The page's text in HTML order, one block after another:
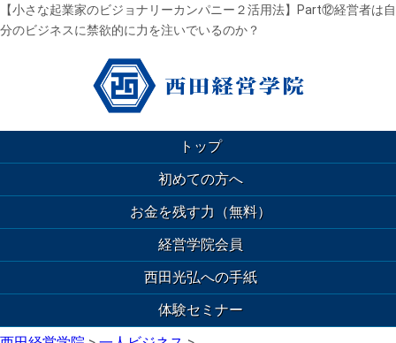
【小さな起業家のビジョナリーカンパニー２活用法】Part⑫経営者は自
分のビジネスに禁欲的に力を注いでいるのか？
トップ
初めての方へ
お金を残す力（無料）
経営学院会員
西田光弘への手紙
体験セミナー